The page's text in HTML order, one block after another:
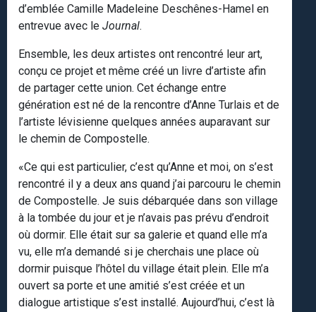
d’emblée Camille Madeleine Deschênes-Hamel en
entrevue avec le Journal.
Ensemble, les deux artistes ont rencontré leur art,
conçu ce projet et même créé un livre d’artiste afin
de partager cette union. Cet échange entre
génération est né de la rencontre d’Anne Turlais et de
l’artiste lévisienne quelques années auparavant sur
le chemin de Compostelle.
«Ce qui est particulier, c’est qu’Anne et moi, on s’est
rencontré il y a deux ans quand j’ai parcouru le chemin
de Compostelle. Je suis débarquée dans son village
à la tombée du jour et je n’avais pas prévu d’endroit
où dormir. Elle était sur sa galerie et quand elle m’a
vu, elle m’a demandé si je cherchais une place où
dormir puisque l’hôtel du village était plein. Elle m’a
ouvert sa porte et une amitié s’est créée et un
dialogue artistique s’est installé. Aujourd’hui, c’est là